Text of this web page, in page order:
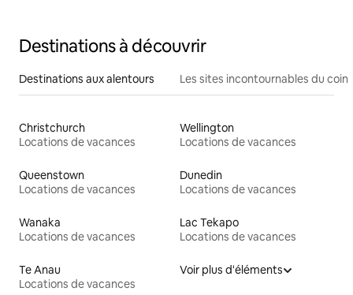
Destinations à découvrir
Destinations aux alentours Les sites incontournables du coin
Christchurch
Locations de vacances
Wellington
Locations de vacances
Queenstown
Locations de vacances
Dunedin
Locations de vacances
Wanaka
Locations de vacances
Lac Tekapo
Locations de vacances
Te Anau
Locations de vacances
Voir plus d'éléments